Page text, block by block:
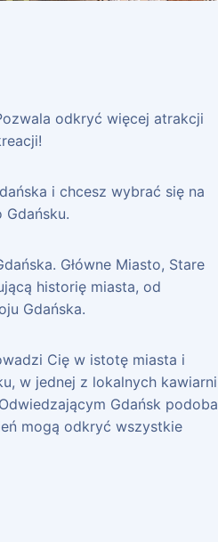
odkryć więcej atrakcji
i chcesz wybrać się na
Główne Miasto, Stare
historię miasta, od
Gdańska.
Cię w istotę miasta i
w jednej z lokalnych kawiarni
Gdańsk podoba
mogą odkryć wszystkie